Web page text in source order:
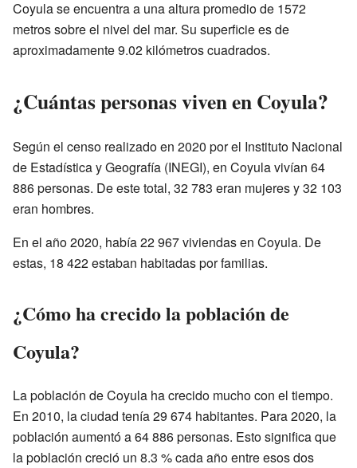
Coyula se encuentra a una altura promedio de 1572
metros sobre el nivel del mar. Su superficie es de
aproximadamente 9.02 kilómetros cuadrados.
¿Cuántas personas viven en Coyula?
Según el censo realizado en 2020 por el Instituto Nacional
de Estadística y Geografía (INEGI), en Coyula vivían 64
886 personas. De este total, 32 783 eran mujeres y 32 103
eran hombres.
En el año 2020, había 22 967 viviendas en Coyula. De
estas, 18 422 estaban habitadas por familias.
¿Cómo ha crecido la población de
Coyula?
La población de Coyula ha crecido mucho con el tiempo.
En 2010, la ciudad tenía 29 674 habitantes. Para 2020, la
población aumentó a 64 886 personas. Esto significa que
la población creció un 8.3 % cada año entre esos dos